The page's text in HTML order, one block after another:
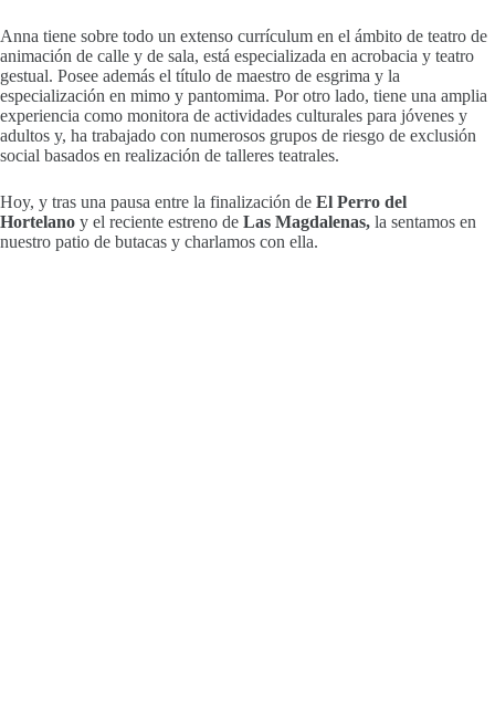
Anna tiene sobre todo un extenso currículum en el ámbito de teatro de
animación de calle y de sala, está especializada en acrobacia y teatro
gestual. Posee además el título de maestro de esgrima y la
especialización en mimo y pantomima. Por otro lado, tiene una amplia
experiencia como monitora de actividades culturales para jóvenes y
adultos y, ha trabajado con numerosos grupos de riesgo de exclusión
social basados en realización de talleres teatrales.
Hoy, y tras una pausa entre la finalización de El Perro del
Hortelano y el reciente estreno de Las Magdalenas, la sentamos en
nuestro patio de butacas y charlamos con ella.